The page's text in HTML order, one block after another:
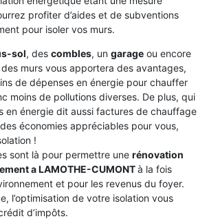
profiter d’aides et de subventions
pour isoler vos murs.
sol, des combles, un garage ou encore
des murs vous apportera des avantages,
de dépenses en énergie pour chauffer
moins de pollutions diverses. De plus, qui
en énergie dit aussi factures de chauffage
économies appréciables pour vous,
!
sont là pour permettre une rénovation
aLAMOTHE-CUMONTà la fois
et pour les revenus du foyer.
l’optimisation de votre isolation vous
d’impôts.